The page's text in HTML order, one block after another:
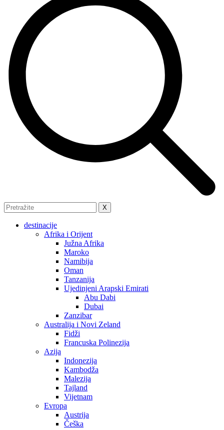
X
destinacije
Afrika i Orijent
Južna Afrika
Maroko
Namibija
Oman
Tanzanija
Ujedinjeni Arapski Emirati
Abu Dabi
Dubai
Zanzibar
Australija i Novi Zeland
Fidži
Francuska Polinezija
Azija
Indonezija
Kambodža
Malezija
Tajland
Vijetnam
Evropa
Austrija
Češka